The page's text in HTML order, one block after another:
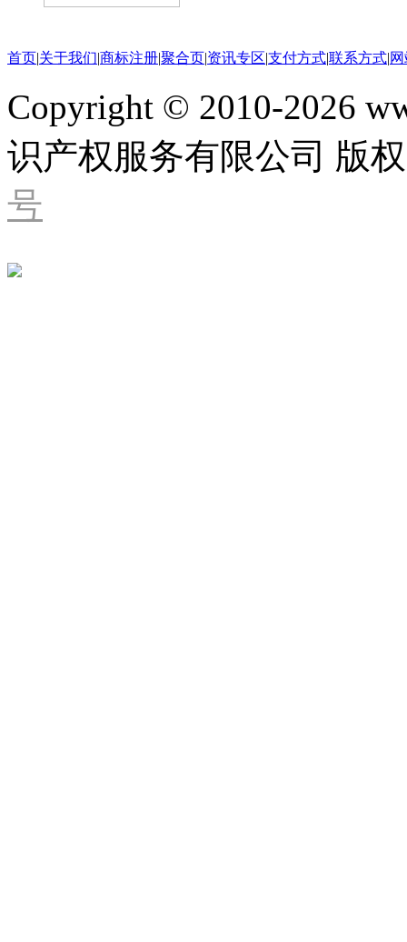
首页|关于我们|商标注册|聚合页|资讯专区|支付方式|联系方式|
Copyright © 2010-2026
识产权服务有限公司 版
号